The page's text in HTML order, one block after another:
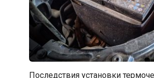
Последствия установки